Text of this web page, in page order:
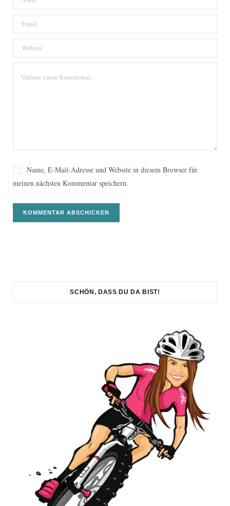
Name, E-Mail-Adresse und Website in diesem Browser für
meinen nächsten Kommentar speichern.
SCHÖN, DASS DU DA BIST!